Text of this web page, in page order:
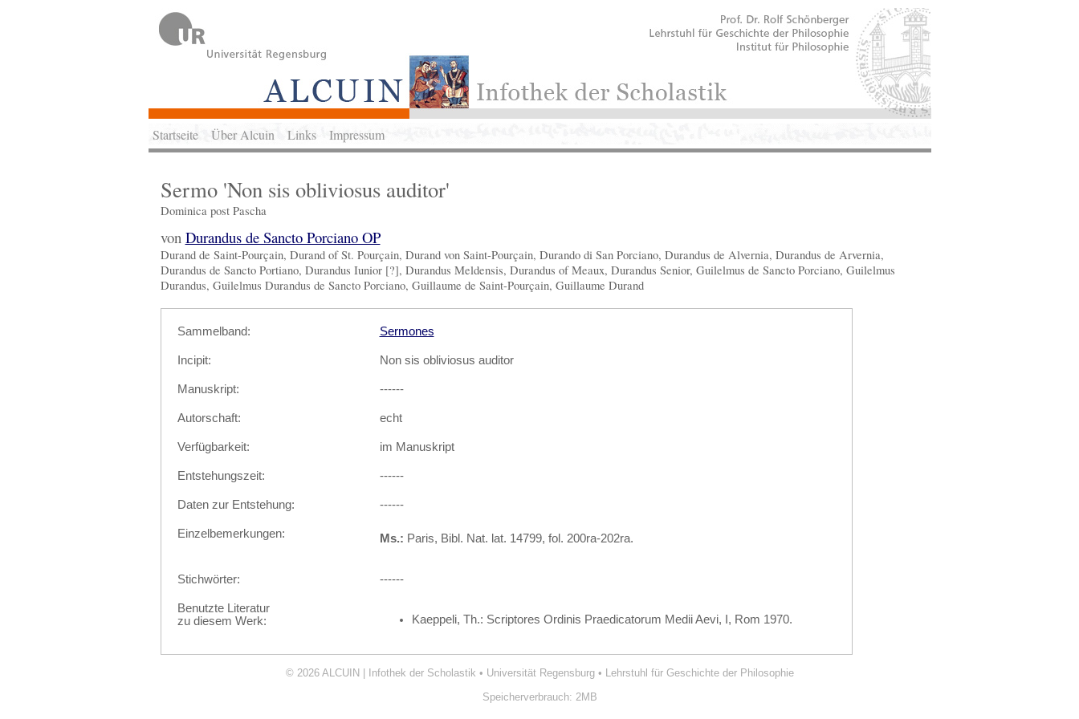
Startseite Über Alcuin Links Impressum
Sermo 'Non sis obliviosus auditor'
Dominica post Pascha
von Durandus de Sancto Porciano OP
Durand de Saint-Pourçain, Durand of St. Pourçain, Durand von Saint-Pourçain, Durando di San Porciano, Durandus de Alvernia, Durandus de Arvernia,
Durandus de Sancto Portiano, Durandus Iunior [?], Durandus Meldensis, Durandus of Meaux, Durandus Senior, Guilelmus de Sancto Porciano, Guilelmus
Durandus, Guilelmus Durandus de Sancto Porciano, Guillaume de Saint-Pourçain, Guillaume Durand
Sammelband: Sermones
Incipit: Non sis obliviosus auditor
Manuskript: ------
Autorschaft: echt
Verfügbarkeit: im Manuskript
Entstehungszeit: ------
Daten zur Entstehung: ------
Einzelbemerkungen: Ms.: Paris, Bibl. Nat. lat. 14799, fol. 200ra-202ra.
Stichwörter: ------
Benutzte Literatur
zu diesem Werk:
Kaeppeli, Th.: Scriptores Ordinis Praedicatorum Medii Aevi, I, Rom 1970.
© 2026 ALCUIN | Infothek der Scholastik • Universität Regensburg• Lehrstuhl für Geschichte der Philosophie
Speicherverbrauch: 2MB